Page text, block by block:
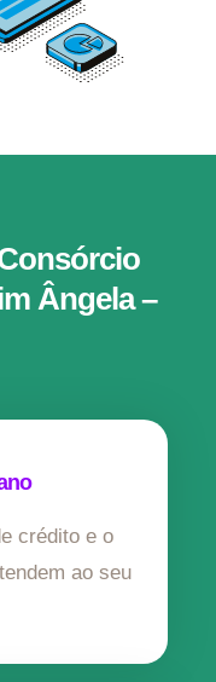
Ângela –
crédito e o
ao seu